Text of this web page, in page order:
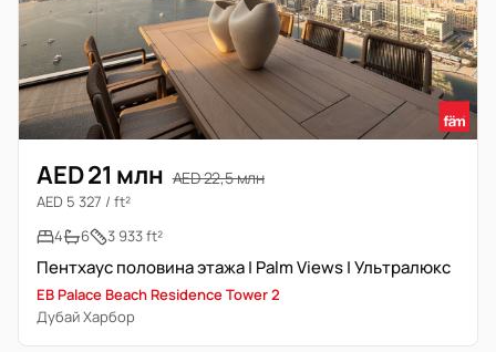
AED 21 млн AED 22,5 млн
AED 5 327 / ft²
4
6 3 933 ft²
Пентхаус половина этажа | Palm Views | Ультралюкс
EB Palace Beach Residence Tower 2
Дубай Харбор